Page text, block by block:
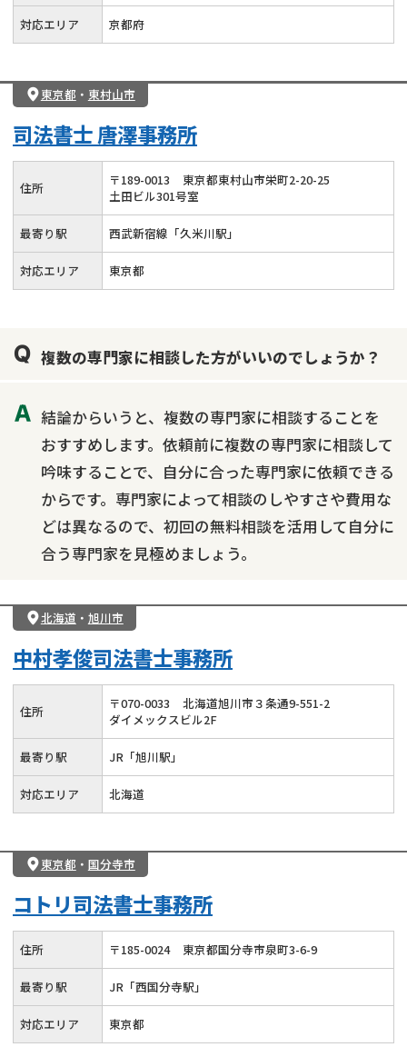
対応エリア 京都府
東京都 ・ 東村山市
司法書士 唐澤事務所
住所 〒189-0013
東京都東村山市栄町2-20-25
土田ビル301号室
最寄り駅 西武新宿線「久米川駅」
対応エリア 東京都
複数の専門家に相談した方がいいのでしょうか？
結論からいうと、複数の専門家に相談することを
おすすめします。依頼前に複数の専門家に相談して
吟味することで、自分に合った専門家に依頼できる
からです。専門家によって相談のしやすさや費用な
どは異なるので、初回の無料相談を活用して自分に
合う専門家を見極めましょう。
北海道 ・ 旭川市
中村孝俊司法書士事務所
住所 〒070-0033
北海道旭川市３条通9-551-2
ダイメックスビル2F
最寄り駅 JR「旭川駅」
対応エリア 北海道
東京都 ・ 国分寺市
コトリ司法書士事務所
住所 〒185-0024 東京都国分寺市泉町3-6-9
最寄り駅 JR「西国分寺駅」
対応エリア 東京都